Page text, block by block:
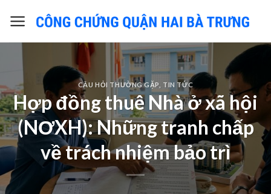
CÂU HỎI THƯỜNG GẶP TIN TỨC
Hợp đồng thuê Nhà ở xã hội
(NƠXH): Những tranh chấp
về trách nhiệm bảo trì